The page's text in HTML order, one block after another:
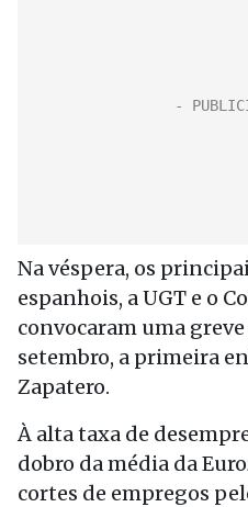
Na véspera, os
espanhois, a UGT e o
convocaram uma
setembro, a primeira
Zapatero.
À alta taxa de
dobro da média da
cortes de empregos